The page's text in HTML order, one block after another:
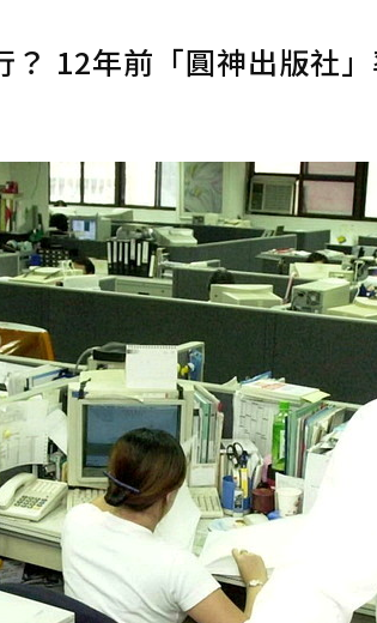
？ 12年前「圓神出版社